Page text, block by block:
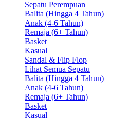
Sepatu Perempuan
Balita (Hingga 4 Tahun)
Anak (4-6 Tahun)
Remaja (6+ Tahun)
Basket
Kasual
Sandal & Flip Flop
Lihat Semua Sepatu
Balita (Hingga 4 Tahun)
Anak (4-6 Tahun)
Remaja (6+ Tahun)
Basket
Kasual